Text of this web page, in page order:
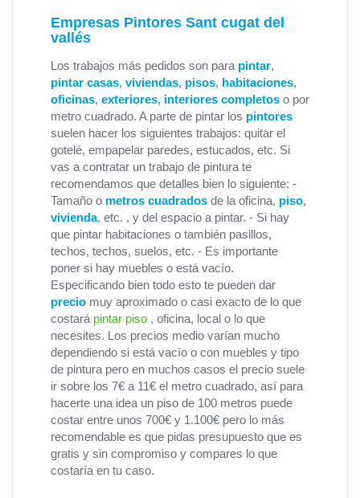
Empresas Pintores Sant cugat del
vallés
Los trabajos más pedidos son para pintar,
pintar casas, viviendas, pisos, habitaciones,
oficinas, exteriores, interiores completos o por
metro cuadrado. A parte de pintar los pintores
suelen hacer los siguientes trabajos: quitar el
gotelé, empapelar paredes, estucados, etc. Si
vas a contratar un trabajo de pintura te
recomendamos que detalles bien lo siguiente: -
Tamaño o metros cuadrados de la oficina, piso,
vivienda, etc. , y del espacio a pintar. - Si hay
que pintar habitaciones o también pasillos,
techos, techos, suelos, etc. - Es importante
poner si hay muebles o está vacío.
Especificando bien todo esto te pueden dar
precio muy aproximado o casi exacto de lo que
costará pintar piso , oficina, local o lo que
necesites. Los precios medio varían mucho
dependiendo si está vacío o con muebles y tipo
de pintura pero en muchos casos el precio suele
ir sobre los 7€ a 11€ el metro cuadrado, así para
hacerte una idea un piso de 100 metros puede
costar entre unos 700€ y 1.100€ pero lo más
recomendable es que pidas presupuesto que es
gratis y sin compromiso y compares lo que
costaría en tu caso.